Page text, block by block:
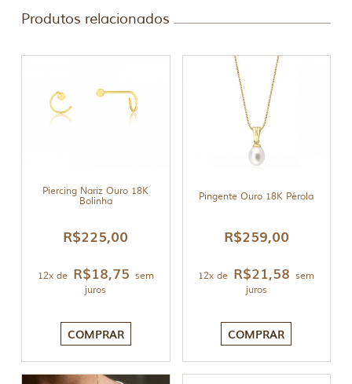
Produtos relacionados
Piercing Nariz Ouro 18K
Bolinha
R$225,00
12x de R$18,75 sem
juros
COMPRAR
Pingente Ouro 18K Pérola
R$259,00
12x de R$21,58 sem
juros
COMPRAR